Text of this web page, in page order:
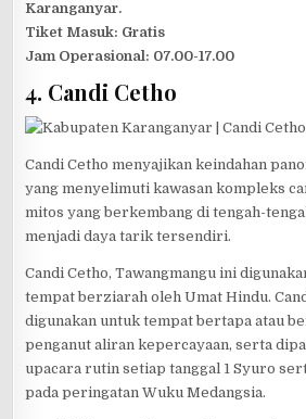
Karanganyar.
Tiket Masuk: Gratis
Jam Operasional: 07.00-17.00
4. Candi Cetho
Candi Cetho menyajikan keindahan
yang menyelimuti kawasan kompleks
mitos yang berkembang di tengah-
menjadi daya tarik tersendiri.
Candi Cetho, Tawangmangu ini
tempat berziarah oleh Umat Hindu.
digunakan untuk tempat bertapa atau
penganut aliran kepercayaan, serta
upacara rutin setiap tanggal 1 Syuro
pada peringatan Wuku Medangsia.